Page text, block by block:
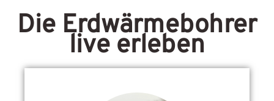
Die Erdwärmebohrer
live erleben